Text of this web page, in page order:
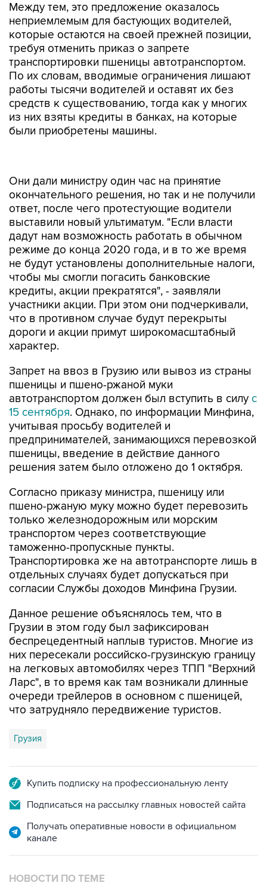
Между тем, это предложение оказалось
неприемлемым для бастующих водителей,
которые остаются на своей прежней позиции,
требуя отменить приказ о запрете
транспортировки пшеницы автотранспортом.
По их словам, вводимые ограничения лишают
работы тысячи водителей и оставят их без
средств к существованию, тогда как у многих
из них взяты кредиты в банках, на которые
были приобретены машины.
Они дали министру один час на принятие
окончательного решения, но так и не получили
ответ, после чего протестующие водители
выставили новый ультиматум. "Если власти
дадут нам возможность работать в обычном
режиме до конца 2020 года, и в то же время
не будут установлены дополнительные налоги,
чтобы мы смогли погасить банковские
кредиты, акции прекратятся", - заявляли
участники акции. При этом они подчеркивали,
что в противном случае будут перекрыты
дороги и акции примут широкомасштабный
характер.
Запрет на ввоз в Грузию или вывоз из страны
пшеницы и пшено-ржаной муки
автотранспортом должен был вступить в силу с
15 сентября. Однако, по информации Минфина,
учитывая просьбу водителей и
предпринимателей, занимающихся перевозкой
пшеницы, введение в действие данного
решения затем было отложено до 1 октября.
Согласно приказу министра, пшеницу или
пшено-ржаную муку можно будет перевозить
только железнодорожным или морским
транспортом через соответствующие
таможенно-пропускные пункты.
Транспортировка же на автотранспорте лишь в
отдельных случаях будет допускаться при
согласии Службы доходов Минфина Грузии.
Данное решение объяснялось тем, что в
Грузии в этом году был зафиксирован
беспрецедентный наплыв туристов. Многие из
них пересекали российско-грузинскую границу
на легковых автомобилях через ТПП "Верхний
Ларс", в то время как там возникали длинные
очереди трейлеров в основном с пшеницей,
что затрудняло передвижение туристов.
Грузия
Купить подписку на профессиональную ленту
Подписаться на рассылку главных новостей сайта
Получать оперативные новости в официальном
канале
НОВОСТИ ПО ТЕМЕ